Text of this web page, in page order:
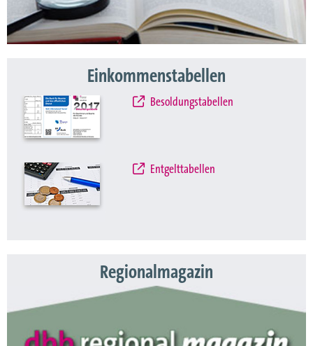
Einkommenstabellen
Besoldungstabellen
Entgelttabellen
Regionalmagazin